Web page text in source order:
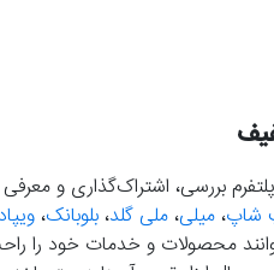
بررسی، اشتراک‌گذاری و
شاپ، میلی، ملی گلد، بلوبانک، ویپاد
محصولات و خدمات خود را